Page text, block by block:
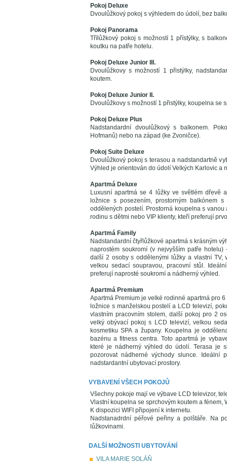
Pokoj Deluxe
Dvoulůžkový pokoj s výhledem do údolí, bez
Pokoj Panorama
Třílůžkový pokoj s možností 1 přístýlky, s
koutku na patře hotelu.
Pokoj Deluxe Junior III.
Dvoulůžkovy s možností 1 přistýlky,
koutem.
Pokoj Deluxe Junior II.
Dvoulůžkovy s možností 1 přistýlky, koupelna se
Pokoj Deluxe Plus
Nadstandardní dvoulůžkový s balkonem.
Hofmanů) nebo na západ (ke Zvoničce).
Pokoj Suite Deluxe
Dvoulůžkový pokoj s terasou a nadstandartně
Výhled je orientován do údolí Velkých Karlovic a
Apartmá Deluxe
Luxusní apartmá se 4 lůžky ve světlém dřevě
ložnice s posezením, prostorným balkónem
oddělených postelí. Prostorná koupelna s
rodinu s dětmi nebo VIP klienty, kteří preferují
Apartmá Family
Nadstandardní čtyřlůžkové apartmá s krásným
naprostém soukromí (v nejvyšším patře
další 2 osoby s oddělenými lůžky a vlastní
velkou sedací soupravou, pracovní stůl.
preferují naprosté soukromí a nádherný výhled.
Apartmá Premium
Apartmá Premium je velké rodinné apartmá pro
ložnice s manželskou postelí a LCD televizí,
vlastním pracovním stolem, další pokoj pro 2
velký obývací pokoj s LCD televizí, velkou
kosmetiku SPA a župany. Koupelna je
bazénu a fitness centra. Toto apartmá je
které je nádherný výhled do údolí. Terasa je
pozorovat nádherné východy slunce.
nadstardantní ubytovací prostory.
VYBAVENÍ VŠECH POKOJŮ
Všechny pokoje mají ve výbave LCD televizor,
Vlastní koupelna se sprchovým koutem a fénem,
K dispozici WIFI připojení k internetu.
Nadstanadrdní péřové peřiny a polštáře. Na
lůžkovinami.
DALŠÍ MOŽNOSTI UBYTOVÁNÍ
VILA MARIE SOLÁŇ